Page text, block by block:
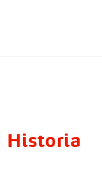
Historia